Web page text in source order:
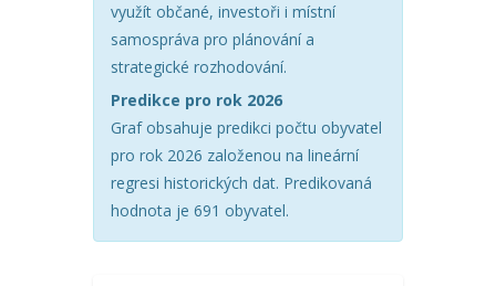
využít občané, investoři i místní
samospráva pro plánování a
strategické rozhodování.
Predikce pro rok 2026
Graf obsahuje predikci počtu obyvatel
pro rok 2026 založenou na lineární
regresi historických dat. Predikovaná
hodnota je 691 obyvatel.